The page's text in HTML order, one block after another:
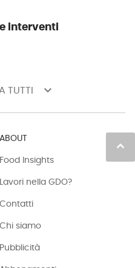
interventi
TUTTI keyboard_arrow_down
keyboard_arrow_up
ABOUT
Food Insights
Lavori nella GDO?
Contatti
Chi siamo
Pubblicità